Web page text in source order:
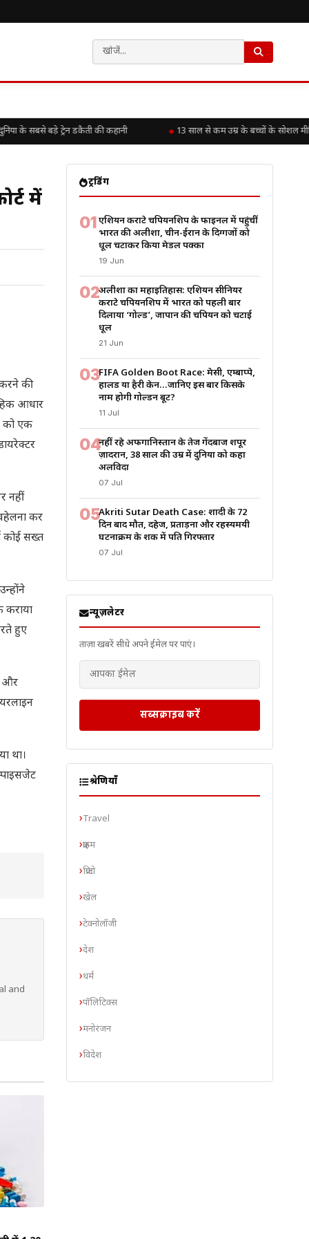
के सबसे बड़े ट्रेन डकैती की कहानी 13 साल से कम उम्र के बच्चों के सोशल
में
करने की
आधार
को एक
नहीं
कर
कोई सख्त
कराया
हुए
और
था।
and
ट्रेंडिंग
01एशियन कराटे चैंपियनशिप के फाइनल में पहुंचीं
भारत की अलीशा, चीन-ईरान के दिग्गजों को
धूल चटाकर किया मेडल पक्का
19 Jun
02अलीशा का महाइतिहास: एशियन सीनियर
कराटे चैंपियनशिप में भारत को पहली बार
दिलाया ‘गोल्ड’, जापान की चैंपियन को चटाई
धूल
21 Jun
03FIFA Golden Boot Race: मेसी, एम्बाप्पे,
हालैंड या हैरी केन…जानिए इस बार किसके
नाम होगी गोल्डन बूट?
11 Jul
04नहीं रहे अफगानिस्तान के तेज गेंदबाज शपूर
ज़ादरान, 38 साल की उम्र में दुनिया को कहा
अलविदा
07 Jul
05Akriti Sutar Death Case: शादी के 72
दिन बाद मौत, दहेज, प्रताड़ना और रहस्यमयी
घटनाक्रम के शक में पति गिरफ्तार
07 Jul
न्यूज़लेटर
ताज़ा खबरें सीधे अपने ईमेल पर पाएं।
सब्सक्राइब करें
श्रेणियाँ
Travel
क्राइम
क्रिप्टो
खेल
टेक्नोलॉजी
देश
धर्म
पॉलिटिक्स
मनोरंजन
विदेश